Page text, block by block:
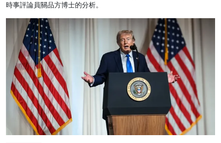
時事評論員關品方博士的分析。